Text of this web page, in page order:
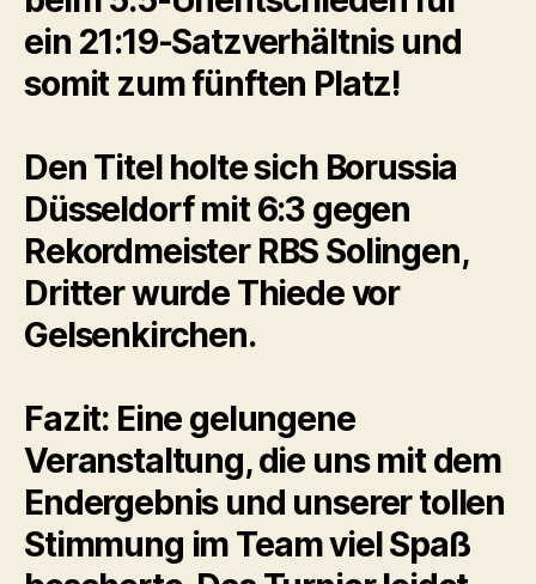
ein 21:19-Satzverhältnis und
somit zum fünften Platz!
Den Titel holte sich Borussia
Düsseldorf mit 6:3 gegen
Rekordmeister RBS Solingen,
Dritter wurde Thiede vor
Gelsenkirchen.
Fazit: Eine gelungene
Veranstaltung, die uns mit dem
Endergebnis und unserer tollen
Stimmung im Team viel Spaß